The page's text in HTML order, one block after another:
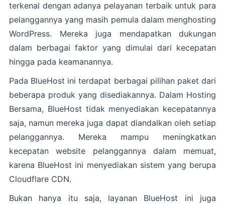
terkenal dengan adanya pelayanan terbaik untuk para
pelanggannya yang masih pemula dalam menghosting
WordPress. Mereka juga mendapatkan dukungan
dalam berbagai faktor yang dimulai dari kecepatan
hingga pada keamanannya.
Pada BlueHost ini terdapat berbagai pilihan paket dari
beberapa produk yang disediakannya. Dalam Hosting
Bersama, BlueHost tidak menyediakan kecepatannya
saja, namun mereka juga dapat diandalkan oleh setiap
pelanggannya. Mereka mampu meningkatkan
kecepatan website pelanggannya dalam memuat,
karena BlueHost ini menyediakan sistem yang berupa
Cloudflare CDN.
Bukan hanya itu saja, layanan BlueHost ini juga